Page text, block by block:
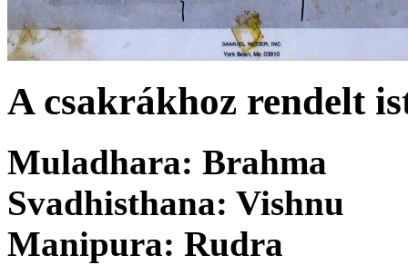
A csakrákhoz rendelt
Muladhara: Brahma
Svadhisthana: Vishnu
Manipura: Rudra